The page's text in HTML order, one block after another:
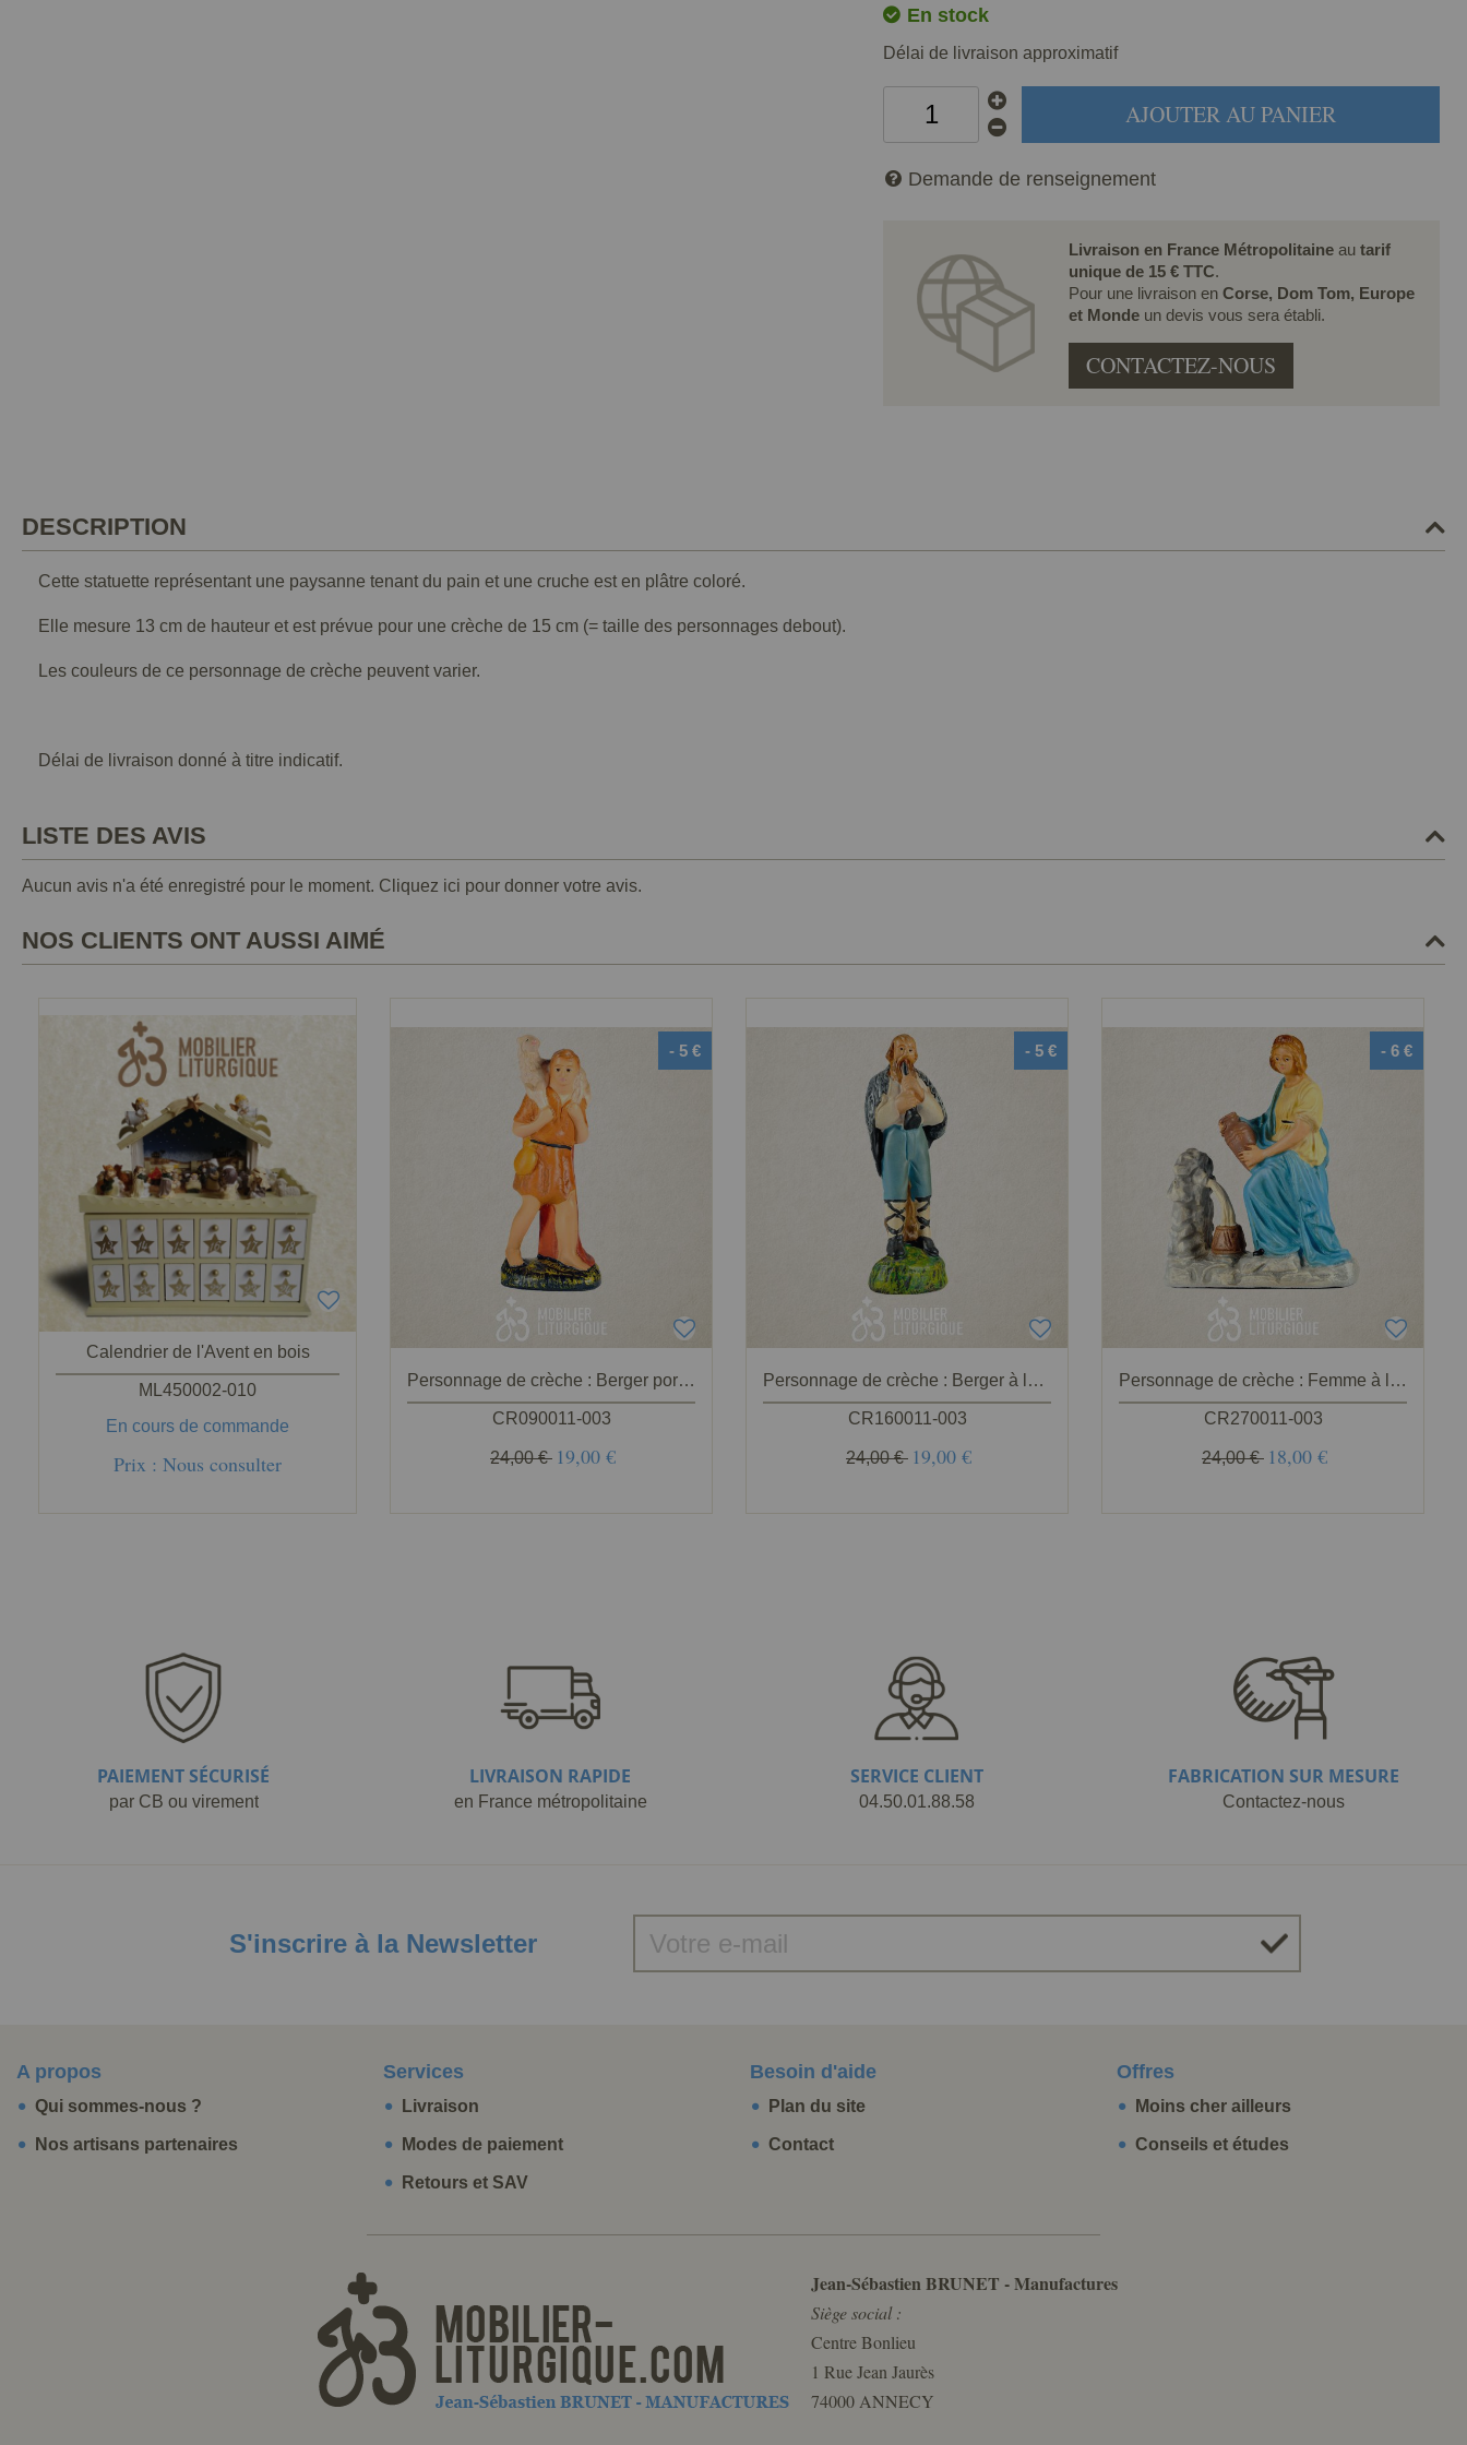
En stock
Délai de livraison approximatif
AJOUTER AU PANIER
Demande de renseignement
Livraison en France Métropolitaineau tarif
unique de 15 € TTC.
Pour une livraison en Corse, Dom Tom, Europe
et Monde un devis vous sera établi.
CONTACTEZ-NOUS
DESCRIPTION
Cette statuette représentant une paysanne tenant du pain et une cruche est en plâtre coloré.
Elle mesure 13 cm de hauteur et est prévue pour une crèche de 15 cm (= taille des personnages debout).
Les couleurs de ce personnage de crèche peuvent varier.
Délai de livraison donné à titre indicatif.
LISTE DES AVIS
Aucun avis n'a été enregistré pour le moment. Cliquez ici pour donner votre avis.
NOS CLIENTS ONT AUSSI AIMÉ
Calendrier de l'Avent en bois
ML450002-010
En cours de commande
Prix : Nous consulter
- 5 €
Personnage de crèche : Berger portant un mouton, en plâtre coloré
CR090011-003
24,00 € 19,00 €
- 5 €
Personnage de crèche : Berger à la flûte, en plâtre coloré
CR160011-003
24,00 € 19,00 €
- 6 €
Personnage de crèche : Femme à la fontaine, en plâtre coloré
CR270011-003
24,00 € 18,00 €
PAIEMENT SÉCURISÉ
par CB ou virement
LIVRAISON RAPIDE
en France métropolitaine
SERVICE CLIENT
04.50.01.88.58
FABRICATION SUR MESURE
Contactez-nous
S'inscrire à la Newsletter
A propos
Qui sommes-nous ?
Nos artisans partenaires
Services
Livraison
Modes de paiement
Retours et SAV
Besoin d'aide
Plan du site
Contact
Offres
Moins cher ailleurs
Conseils et études
Jean-Sébastien BRUNET - Manufactures
Siège social :
Centre Bonlieu
1 Rue Jean Jaurès
74000 ANNECY